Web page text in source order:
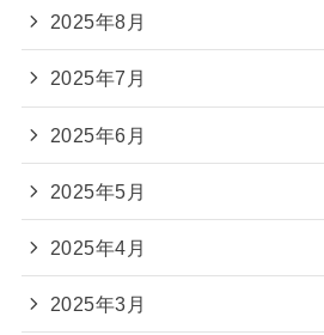
2025年8月
2025年7月
2025年6月
2025年5月
2025年4月
2025年3月